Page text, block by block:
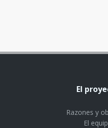
El
Razones y
El